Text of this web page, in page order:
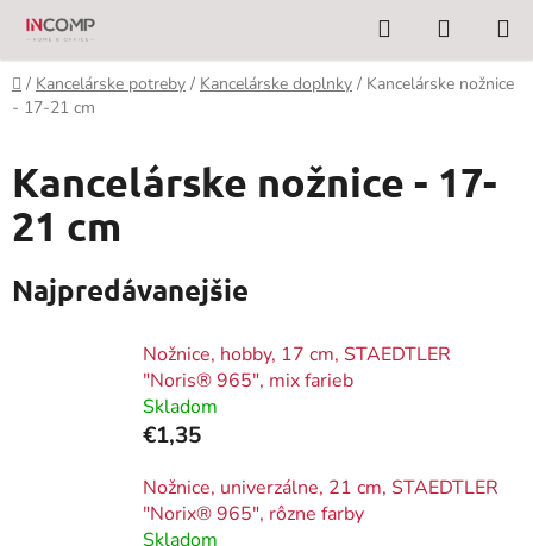
Prejsť
obsah
Hľadať
KOŠÍK
Domov
/ Kancelárske potreby / Kancelárske doplnky / Kancelárske nožnice
- 17-21 cm
Kancelárske nožnice - 17-
21 cm
Najpredávanejšie
Nožnice, hobby, 17 cm, STAEDTLER
"Noris® 965", mix farieb
Skladom
€1,35
Nožnice, univerzálne, 21 cm, STAEDTLER
"Norix® 965", rôzne farby
Skladom